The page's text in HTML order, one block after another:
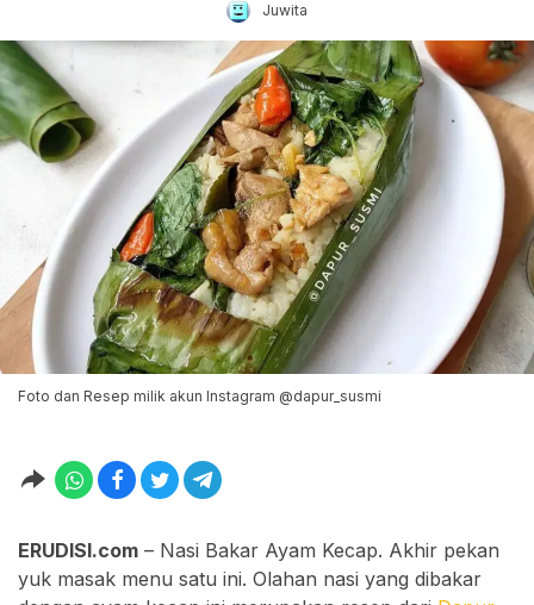
Juwita
Foto dan Resep milik akun Instagram @dapur_susmi
ERUDISI.com – Nasi Bakar Ayam Kecap. Akhir pekan
yuk masak menu satu ini. Olahan nasi yang dibakar